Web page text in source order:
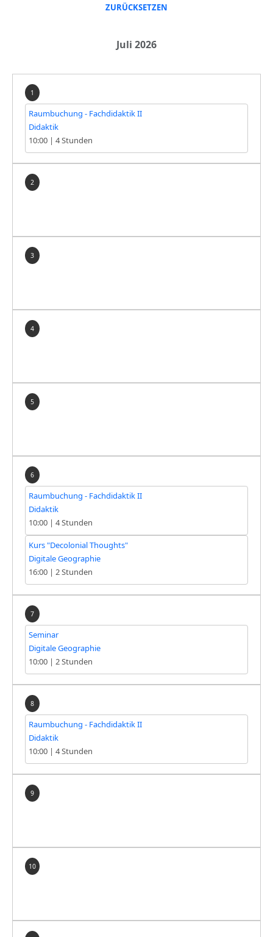
ZURÜCKSETZEN
Juli 2026
1
Raumbuchung - Fachdidaktik II
Didaktik
10:00 | 4 Stunden
2
3
4
5
6
Raumbuchung - Fachdidaktik II
Didaktik
10:00 | 4 Stunden
Kurs "Decolonial Thoughts"
Digitale Geographie
16:00 | 2 Stunden
7
Seminar
Digitale Geographie
10:00 | 2 Stunden
8
Raumbuchung - Fachdidaktik II
Didaktik
10:00 | 4 Stunden
9
10